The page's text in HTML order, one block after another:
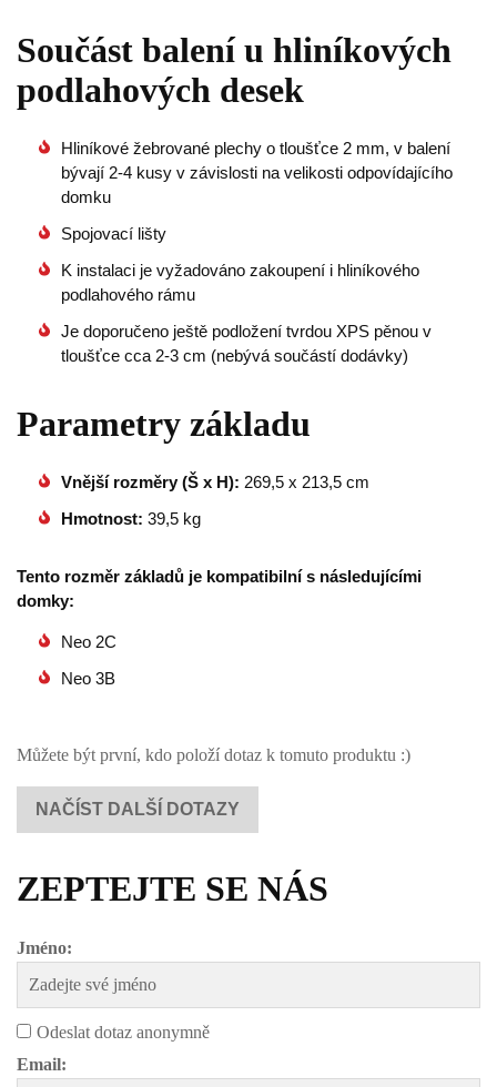
Součást balení u hliníkových
podlahových desek
Hliníkové žebrované plechy o tloušťce 2 mm, v balení
bývají 2-4 kusy v závislosti na velikosti odpovídajícího
domku
Spojovací lišty
K instalaci je vyžadováno zakoupení i hliníkového
podlahového rámu
Je doporučeno ještě podložení tvrdou XPS pěnou v
tloušťce cca 2-3 cm (nebývá součástí dodávky)
Parametry základu
Vnější rozměry (Š x H): 269,5 x 213,5 cm
Hmotnost: 39,5 kg
Tento rozměr základů je kompatibilní s následujícími
domky:
Neo 2C
Neo 3B
Můžete být první, kdo položí dotaz k tomuto produktu :)
NAČÍST DALŠÍ DOTAZY
ZEPTEJTE SE NÁS
Jméno:
Odeslat dotaz anonymně
Email: